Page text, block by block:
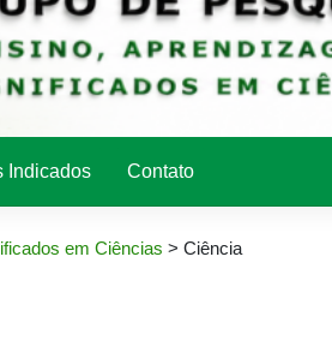
Indicados Contato
em Ciências > Ciência